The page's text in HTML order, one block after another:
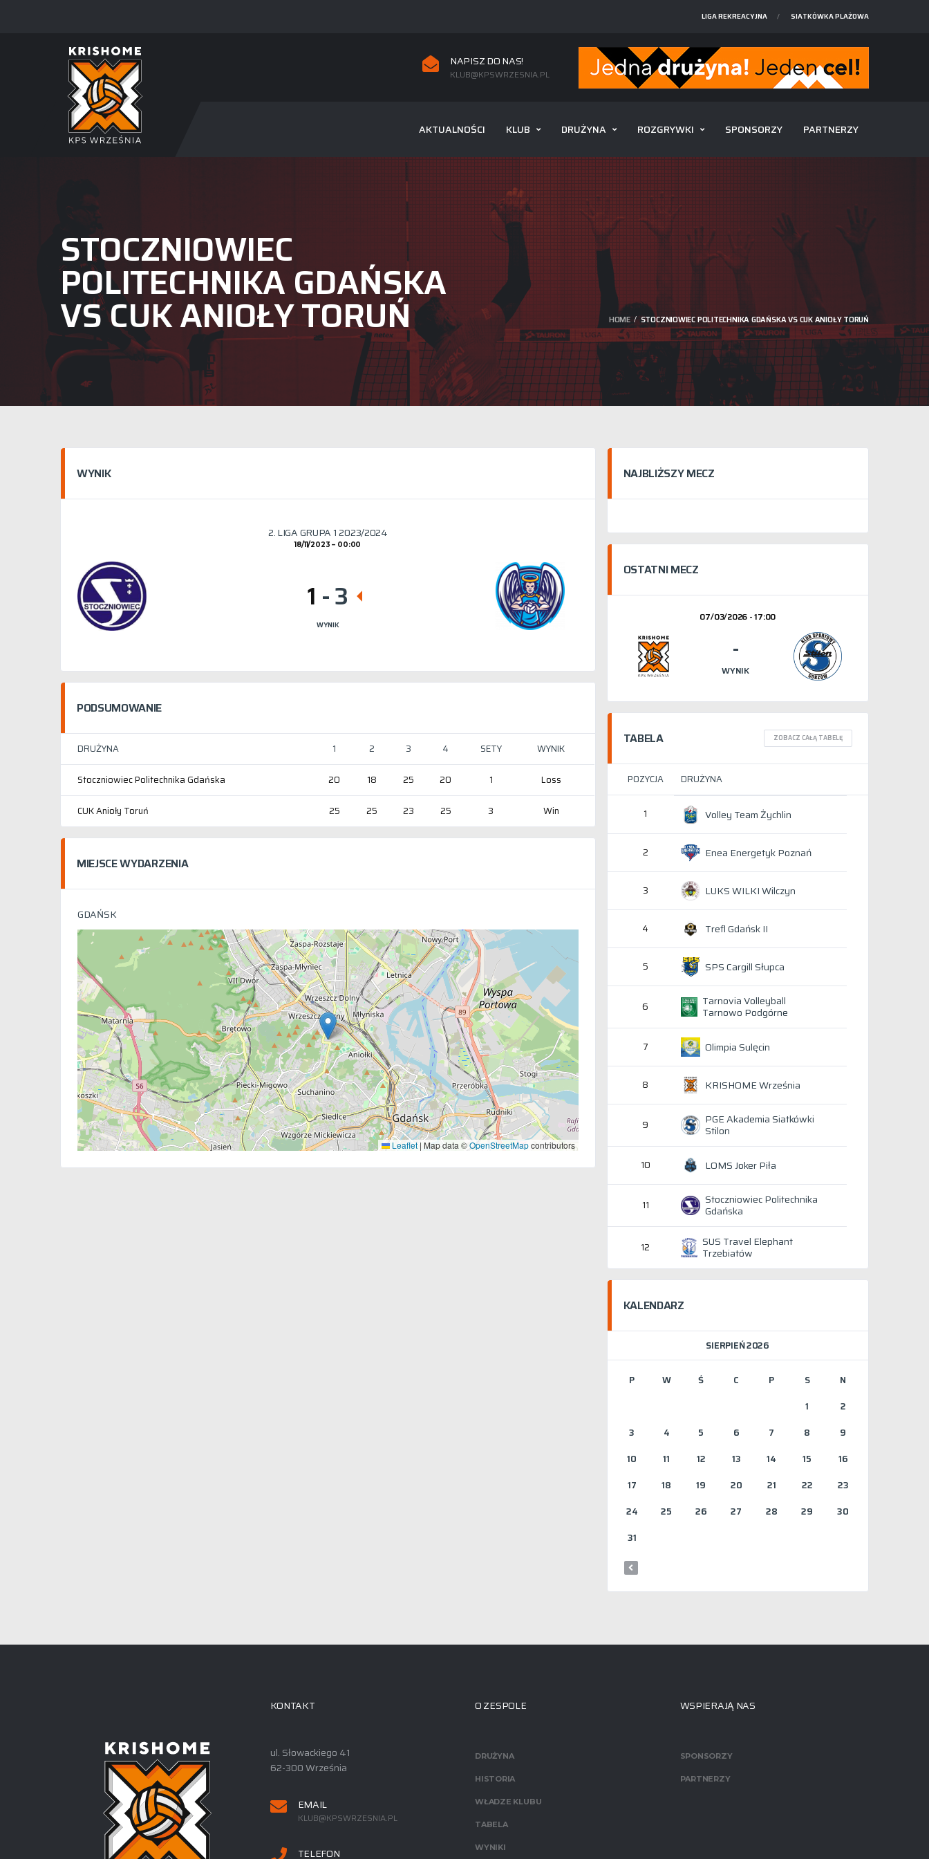
LIGA REKREACYJNA SIATKÓWKA PLAŻOWA
NAPISZ DO NAS!
KLUB@KPSWRZESNIA.PL
AKTUALNOŚCI KLUB DRUŻYNA ROZGRYWKI SPONSORZY PARTNERZY
STOCZNIOWIEC
POLITECHNIKA GDAŃSKA
VS CUK ANIOŁY TORUŃ HOME STOCZNIOWIEC POLITECHNIKA GDAŃSKA VS CUK ANIOŁY TORUŃ
WYNIK
2. LIGA GRUPA 1 2023/2024
18/11/2023 00:00
1 -3
WYNIK
PODSUMOWANIE
DRUŻYNA 1 2 3 4 SETY WYNIK
Stoczniowiec Politechnika Gdańska 20 18 25 20 1 Loss
CUK Anioły Toruń 25 25 23 25 3 Win
MIEJSCE WYDARZENIA
GDAŃSK
Leaflet | Map data ©OpenStreetMapcontributors
NAJBLIŻSZY MECZ
OSTATNI MECZ
07/03/2026 - 17:00
-
WYNIK
TABELA ZOBACZ CAŁĄ TABELĘ
POZYCJA DRUŻYNA
1 Volley Team Żychlin
2 Enea Energetyk Poznań
3 LUKS WILKI Wilczyn
4 Trefl Gdańsk II
5 SPS Cargill Słupca
6 Tarnovia Volleyball
Tarnowo Podgórne
7 Olimpia Sulęcin
8 KRISHOME Września
9 PGE Akademia Siatkówki
Stilon
10 LOMS Joker Piła
11 Stoczniowiec Politechnika
Gdańska
12 SUS Travel Elephant
Trzebiatów
KALENDARZ
SIERPIEŃ 2026
P W Ś C P S
N
1
2
3
4 5 6 7 8
9
10
11 12 13 14 15
16
17
18 19 20 21 22
23
24
25 26 27 28 29
30
31
KONTAKT
ul. Słowackiego 41
62-300 Września
EMAIL
KLUB@KPSWRZESNIA.PL
TELEFON
O ZESPOLE
DRUŻYNA
HISTORIA
WŁADZE KLUBU
TABELA
WYNIKI
WSPIERAJĄ NAS
SPONSORZY
PARTNERZY